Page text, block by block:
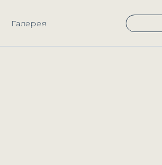
Галерея